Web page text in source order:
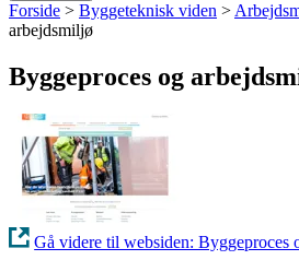
Forside > Byggeteknisk viden >
arbejdsmiljø
Byggeproces og
Gå videre til websiden: Byggeproces